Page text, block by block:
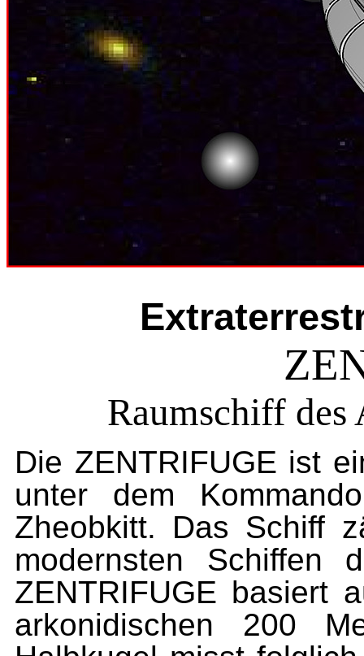
Raumschiff
Die ZENTRIFUGE ist
unter dem
Zheobkitt. Das Schiff
modernsten Schiffen
ZENTRIFUGE basiert
arkonidischen 200